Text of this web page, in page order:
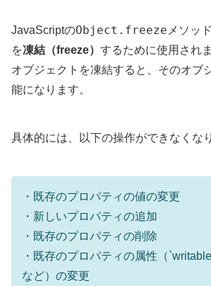
JavaScriptのObject.freeze メソッ
を凍結（freeze） するために使用されま
オブジェクトを凍結すると、そのオブ
能になります。
具体的には、以下の操作ができなくな
・既存のプロパティの値の変更
・新しいプロパティの追加
・既存のプロパティの削除
・既存のプロパティの属性（
など）の変更